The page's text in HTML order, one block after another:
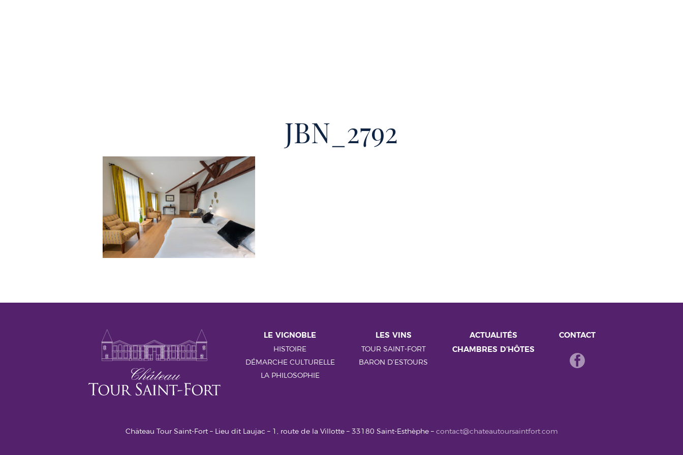
JBN_2792
LE VIGNOBLE
HISTOIRE
DÉMARCHE CULTURELLE
LA PHILOSOPHIE
LES VINS
TOUR SAINT-FORT
BARON D’ESTOURS
ACTUALITÉS
CHAMBRES D’HÔTES
CONTACT
Château Tour Saint-Fort – Lieu dit Laujac – 1, route de la Villotte – 33180 Saint-Esthèphe – contact@chateautoursaintfort.com